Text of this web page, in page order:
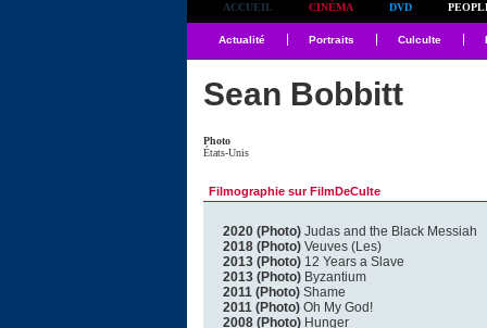
ACCUEIL CINÉMA DVD
Actualité Portraits Culculte
Sean Bobbitt
Photo
États-Unis
Filmographie sur FilmDeCulte
2020 (Photo) Judas and the Black Messiah
2018 (Photo) Veuves (Les)
2013 (Photo) 12 Years a Slave
2013 (Photo) Byzantium
2011 (Photo) Shame
2011 (Photo) Oh My God!
2008 (Photo) Hunger